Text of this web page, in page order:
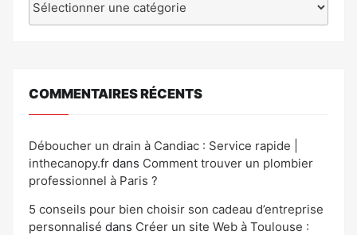
COMMENTAIRES RÉCENTS
Déboucher un drain à Candiac : Service rapide |
inthecanopy.fr dans Comment trouver un plombier
professionnel à Paris ?
5 conseils pour bien choisir son cadeau d’entreprise
personnalisé dans Créer un site Web à Toulouse :